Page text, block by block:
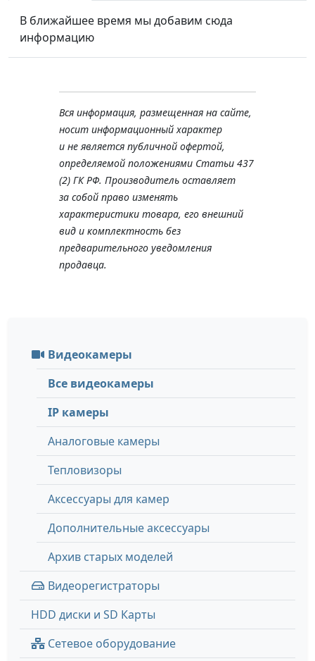
В ближайшее время мы добавим сюда
информацию
Вся информация, размещенная на сайте,
носит информационный характер
и не является публичной офертой,
определяемой положениями Статьи 437
(2) ГК РФ. Производитель оставляет
за собой право изменять
характеристики товара, его внешний
вид и комплектность без
предварительного уведомления
продавца.
Видеокамеры
Все видеокамеры
IP камеры
Аналоговые камеры
Тепловизоры
Аксессуары для камер
Дополнительные аксессуары
Архив старых моделей
Видеорегистраторы
HDD диски и SD Карты
Сетевое оборудование